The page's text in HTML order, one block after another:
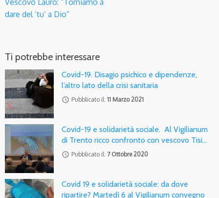
dare del ‘tu’ a Dio”
Ti potrebbe interessare
Covid-19. Disagio psichico e dipendenze,
l’altro lato della crisi sanitaria
access_time Pubblicato il: 11 Marzo 2021
Covid-19 e solidarietà sociale. Al Vigilianum
di Trento ricco confronto con vescovo Tisi…
access_time Pubblicato il: 7 Ottobre 2020
Covid 19 e solidarietà sociale: da dove
ripartire? Martedì 6 al Vigilianum convegno